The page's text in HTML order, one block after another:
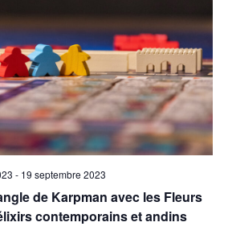
de Karpman avec les Fleurs
contemporains et andins
- 19 septembre 2023